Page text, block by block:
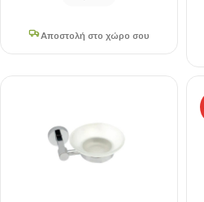
Αποστολή στο χώρο σου